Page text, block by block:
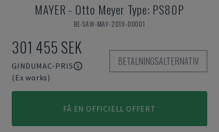
MAYER - Otto Meyer Type: PS80P
BE-SAW-MAY-2019-00001
301 455 SEK
GINDUMAC-PRIS
(Ex works)
BETALNINGSALTERNATIV
FÅ EN OFFICIELL OFFERT